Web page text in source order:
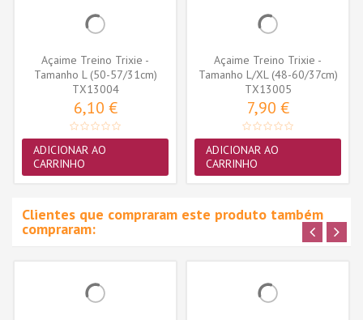
Açaime Treino Trixie -
Tamanho L (50-57/31cm)
(TX13004)
TX13004
6,10 €
ADICIONAR AO
CARRINHO
Açaime Treino Trixie -
Tamanho L/XL (48-60/37cm)
(TX13005)
TX13005
7,90 €
ADICIONAR AO
CARRINHO
Clientes que compraram este produto também
compraram: